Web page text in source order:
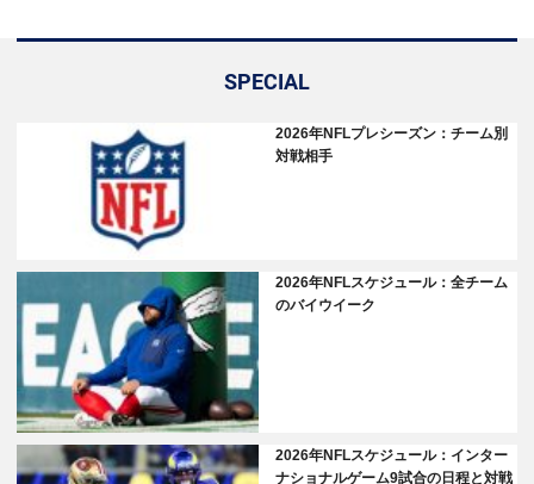
SPECIAL
2026年NFLプレシーズン：チーム別
対戦相手
2026年NFLスケジュール：全チーム
のバイウイーク
2026年NFLスケジュール：インター
ナショナルゲーム9試合の日程と対戦